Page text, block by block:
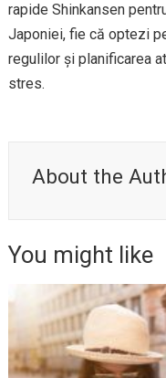
rapide Shinkansen
Japoniei, fie că optezi
regulilor și planificarea
stres.
About the
You might like